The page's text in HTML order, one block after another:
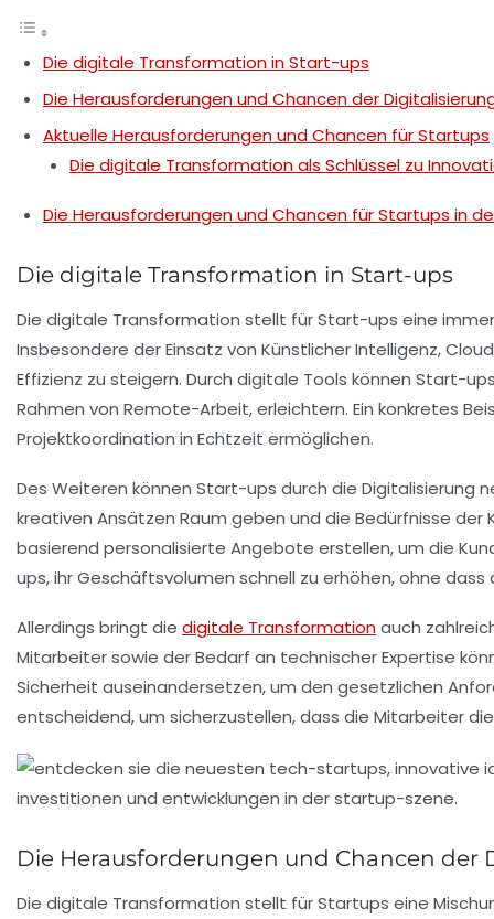
Die digitale Transformation in Start-ups
Die Herausforderungen und Chancen der
Aktuelle Herausforderungen und Chancen für Startups
Die digitale Transformation als Schlüssel zu
Die Herausforderungen und Chancen für Startups in
Die digitale Transformation in Start-ups
Die digitale Transformation stellt für Start-ups eine
Insbesondere der Einsatz von Künstlicher Intelligenz,
Effizienz zu steigern. Durch digitale Tools können Start-
Rahmen von Remote-Arbeit, erleichtern. Ein konkretes
Projektkoordination in Echtzeit ermöglichen.
Des Weiteren können Start-ups durch die Digitalisierung
kreativen Ansätzen Raum geben und die Bedürfnisse
basierend personalisierte Angebote erstellen, um die
ups, ihr Geschäftsvolumen schnell zu erhöhen, ohne
Allerdings bringt die digitale Transformationauch
Mitarbeiter sowie der Bedarf an technischer Expertise
Sicherheit auseinandersetzen, um den gesetzlichen
entscheidend, um sicherzustellen, dass die Mitarbeiter
Die Herausforderungen und Chancen der
Die digitale Transformation stellt fürStartups eine